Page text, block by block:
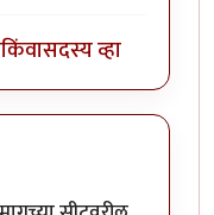
किंवासदस्य व्हा